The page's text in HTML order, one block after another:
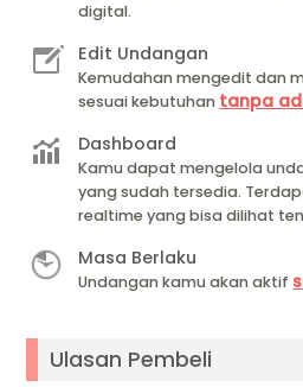
digital.
Edit Undangan
Kemudahan mengedit dan
sesuai kebutuhan tanpa
Dashboard
Kamu dapat mengelola
yang sudah tersedia.
realtime yang bisa dilihat
Masa Berlaku
Undangan kamu akan aktif
Ulasan Pembeli